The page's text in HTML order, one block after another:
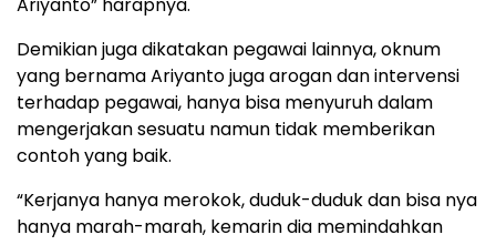
Ariyanto” harapnya.
Demikian juga dikatakan pegawai lainnya, oknum
yang bernama Ariyanto juga arogan dan intervensi
terhadap pegawai, hanya bisa menyuruh dalam
mengerjakan sesuatu namun tidak memberikan
contoh yang baik.
“Kerjanya hanya merokok, duduk-duduk dan bisa nya
hanya marah-marah, kemarin dia memindahkan